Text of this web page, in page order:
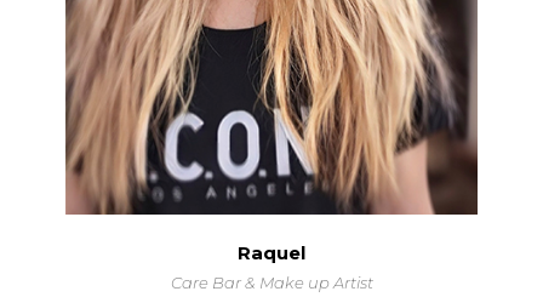
Raquel
Care Bar & Make up Artist